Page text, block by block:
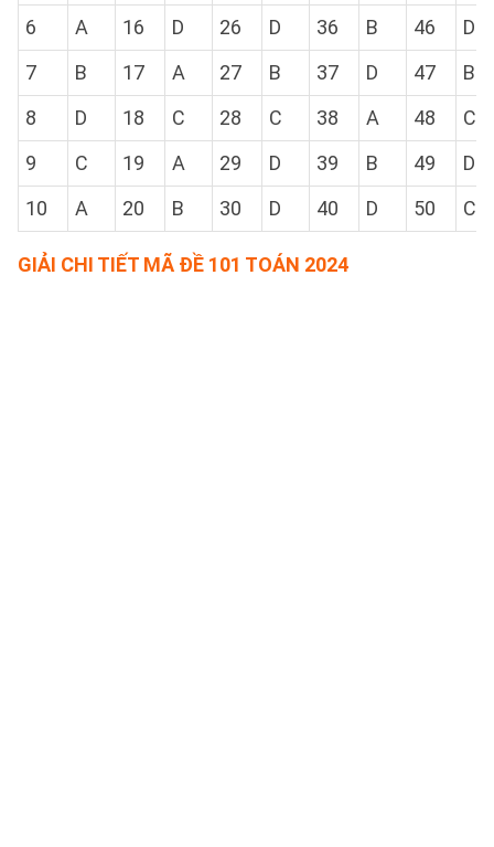
6
A 16 D 26 D 36 B 46
D
7
B 17 A 27 B 37 D 47
B
8
D 18 C 28 C 38 A 48
C
9
C 19 A 29 D 39 B 49
D
10
A 20 B 30 D 40 D 50 C
GIẢI CHI TIẾT MÃ ĐỀ 101 TOÁN 2024